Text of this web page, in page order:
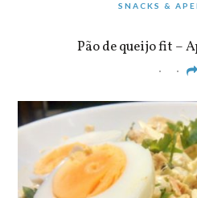
SNACKS &
Pão de queijo fit –